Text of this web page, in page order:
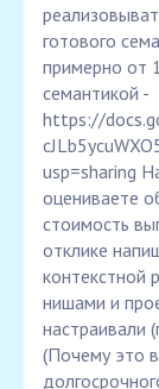
готового
примерно от
семантикой -
https://
usp=sharing
оцениваете
стоимость
отклике
контекстной
нишами и
настраивали
(Почему это